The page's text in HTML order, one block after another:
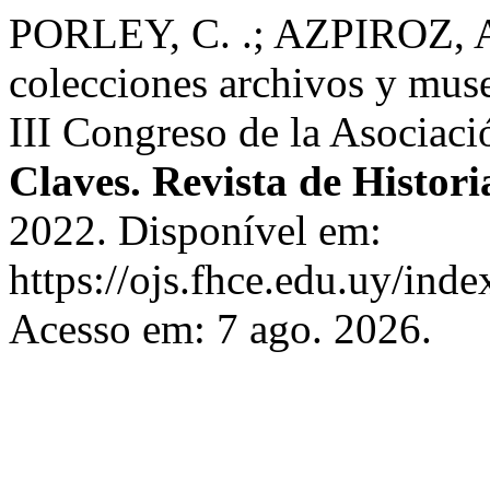
PORLEY, C. .; AZPIROZ,
colecciones archivos y
III Congreso de la
Claves. Revista de
2022. Disponível em:
https://ojs.fhce.edu.uy/
Acesso em: 7 ago. 2026.